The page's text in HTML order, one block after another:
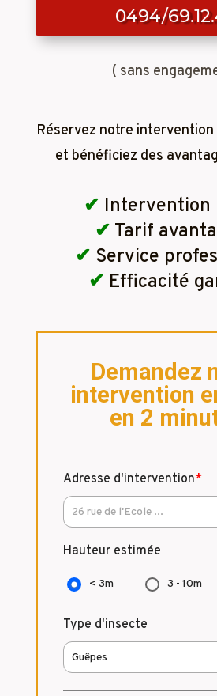
0494/
( sans
Réservez notre
et bénéficiez des
✔ Intervention
✔ Tarif
✔ Service
✔ Efficacité
Demandez
intervention
en 2
Adresse d'intervention*
Hauteur estimée
< 3m 3 - 10m
Type d'insecte